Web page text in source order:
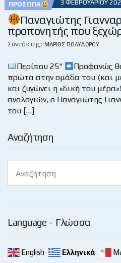
Αναζήτηση
for:
Language – Γλώσσα
English Ελληνικά
ΠΡΌΣΩΠΑ 3 ΦΕΒΡΟΥΑΡΊΟΥ
Παναγιώτης
προπονητής που
Συντάκτης: ΜΆΡΙΟΣ ΠΟΛΥΔΏΡΟΥ
Περίπου 25“
Προφανώς
πρώτα στην ομάδα του (και
και ζυγώνει η «δική του
αναλογιών, ο Παναγιώτης
του […]